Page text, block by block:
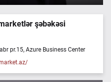
şəbəkəsi
pr.15, Azure Business Center